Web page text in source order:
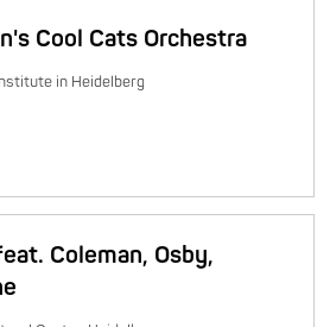
Cool Cats Orchestra
in Heidelberg
Coleman, Osby,